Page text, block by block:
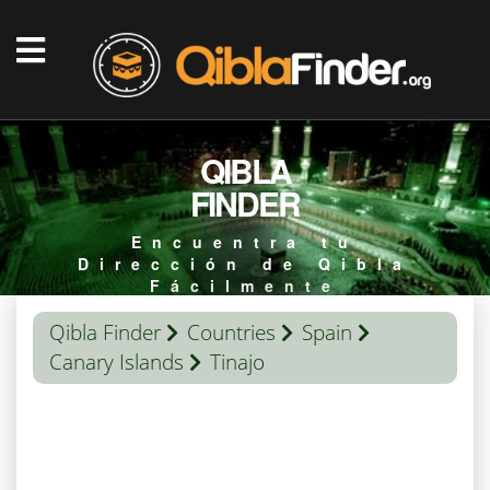
QIBLA
FINDER
Encuentra tu
Dirección de Qibla
Fácilmente
Qibla Finder Countries
Spain
Canary Islands
Tinajo